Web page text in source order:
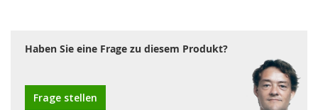
Haben Sie eine Frage zu diesem Produkt?
Frage stellen